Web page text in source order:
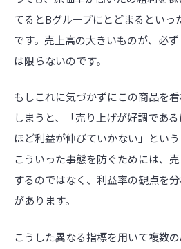
てるとBグループにとどまるといっ
です。売上高の大きいものが、必
は限らないのです。
もしこれに気づかずにこの商品を
しまうと、「売り上げが好調であ
ほど利益が伸びていかない」とい
こういった事態を防ぐためには、
するのではなく、利益率の観点を
があります。
こうした異なる指標を用いて複数